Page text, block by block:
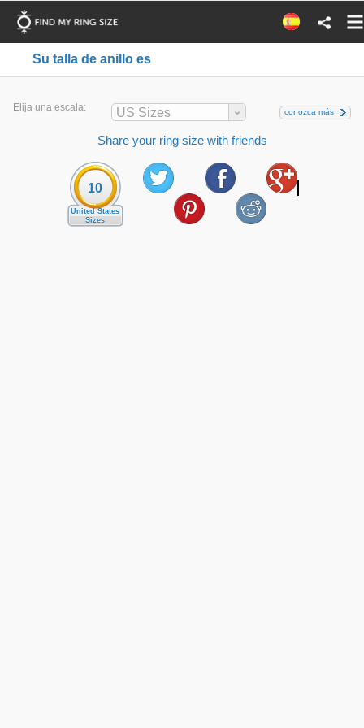
Su talla de anillo es
Elija una escala: US Sizes conozca más
Share your ring size with friends
10
United States
Sizes